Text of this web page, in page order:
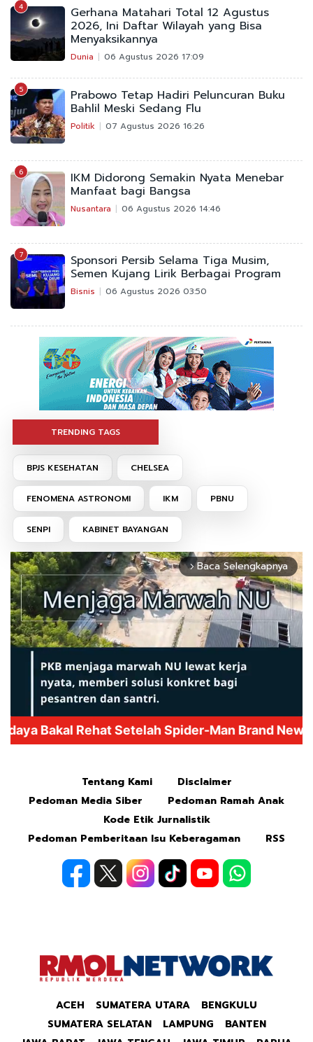
4 Gerhana Matahari Total 12 Agustus
2026, Ini Daftar Wilayah yang Bisa
Menyaksikannya
Dunia 06 Agustus 2026 17:09
5 Prabowo Tetap Hadiri Peluncuran Buku
Bahlil Meski Sedang Flu
Politik 07 Agustus 2026 16:26
6 IKM Didorong Semakin Nyata Menebar
Manfaat bagi Bangsa
Nusantara 06 Agustus 2026 14:46
7 Sponsori Persib Selama Tiga Musim,
Semen Kujang Lirik Berbagai Program
Bisnis 06 Agustus 2026 03:50
TRENDING TAGS
BPJS KESEHATAN CHELSEA
FENOMENA ASTRONOMI IKM PBNU
SENPI KABINET BAYANGAN
arrow_forward_ios Baca Selengkapnya
Tentang Kami
Disclaimer
Pedoman Media Siber
Pedoman Ramah Anak
Kode Etik Jurnalistik
Pedoman Pemberitaan Isu Keberagaman
RSS
ACEH SUMATERA UTARA
BENGKULU
SUMATERA SELATAN
LAMPUNG
BANTEN